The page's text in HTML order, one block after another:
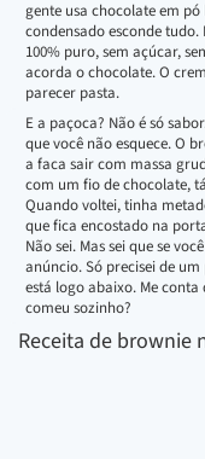
gente usa chocolate em
condensado esconde tudo.
100% puro, sem açúcar,
acorda o chocolate. O
parecer pasta.
E a paçoca? Não é só
que você não esquece. O
a faca sair com massa
com um fio de chocolate,
Quando voltei, tinha
que fica encostado na
Não sei. Mas sei que se
anúncio. Só precisei de
está logo abaixo. Me
comeu sozinho?
Receita de brownie